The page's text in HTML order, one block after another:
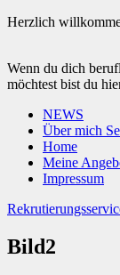
Herzlich
Wenn du dich
möchtest bist du
NEWS
Über mich
Home
Meine
Impressum
Bild2